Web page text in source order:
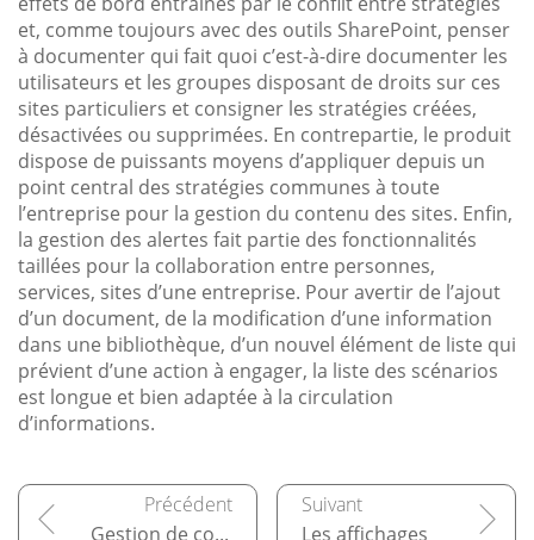
et, comme toujours avec des outils SharePoint, penser
à documenter qui fait quoi c’est-à-dire documenter les
utilisateurs et les groupes disposant de droits sur ces
sites particuliers et consigner les stratégies créées,
désactivées ou supprimées. En contrepartie, le produit
dispose de puissants moyens d’appliquer depuis un
point central des stratégies communes à toute
l’entreprise pour la gestion du contenu des sites. Enfin,
la gestion des alertes fait partie des fonctionnalités
taillées pour la collaboration entre personnes,
services, sites d’une entreprise. Pour avertir de l’ajout
d’un document, de la modification d’une information
dans une bibliothèque, d’un nouvel élément de liste qui
prévient d’une action à engager, la liste des scénarios
est longue et bien adaptée à la circulation
d’informations.
Gestion de contenu : les listes Les affichages